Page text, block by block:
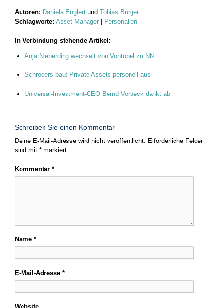
Autoren: Daniela Englert und Tobias Bürger
Schlagworte: Asset Manager Personalien
In Verbindung stehende Artikel:
Anja Nieberding wechselt von Vontobel zu NN
Schroders baut Private Assets personell aus
Universal-Investment-CEO Bernd Vorbeck dankt ab
Schreiben Sie einen Kommentar
Deine E-Mail-Adresse wird nicht veröffentlicht. Erforderliche Felder
sind mit * markiert
Kommentar *
Name *
E-Mail-Adresse *
Website